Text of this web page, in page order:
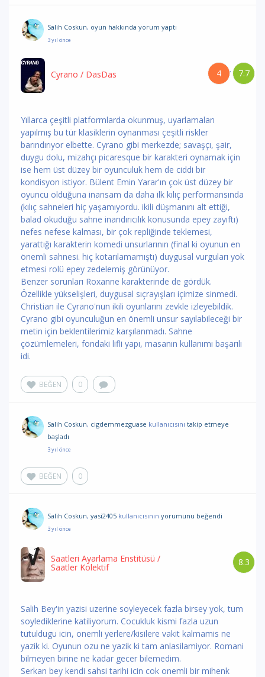
Salih Coskun, oyun hakkında yorum yaptı
3 yıl önce
7.7
/
4
Cyrano / DasDas
Yıllarca çeşitli platformlarda okunmuş, uyarlamaları
yapılmış bu tür klasiklerin oynanması çeşitli riskler
barındırıyor elbette. Cyrano gibi merkezde; savaşçı, şair,
duygu dolu, mizahçı picaresque bir karakteri oynamak için
ise hem üst düzey bir oyunculuk hem de ciddi bir
kondisyon istiyor. Bülent Emin Yarar'ın çok üst düzey bir
oyuncu olduğuna inansam da daha ilk kılıç performansında
(kılıç sahneleri hiç yaşamıyordu. ikili düşmanını alt ettiği,
balad okuduğu sahne inandırıcılık konusunda epey zayıftı)
nefes nefese kalması, bir çok repliğinde teklemesi,
yarattığı karakterin komedi unsurlarının (final ki oyunun en
önemli sahnesi. hiç kotarılamamıştı) duygusal vurguları yok
etmesi rolü epey zedelemiş görünüyor.
Benzer sorunları Roxanne karakterinde de gördük.
Özellikle yükselişleri, duygusal sıçrayışları içimize sinmedi.
Christian ile Cyrano'nun ikili oyunlarını zevkle izleyebildik.
Cyrano gibi oyunculuğun en önemli unsur sayılabileceği bir
metin için beklentilerimiz karşılanmadı. Sahne
çözümlemeleri, fondaki lifli yapı, masanın kullanımı başarılı
idi.
BEĞEN 0
Salih Coskun, cigdemmezguase kullanıcısını takip etmeye
başladı
3 yıl önce
BEĞEN 0
Salih Coskun, yasi2405 kullanıcısının yorumunu beğendi
3 yıl önce
8.3
Saatleri Ayarlama Enstitüsü /
Saatler Kolektif
Salih Bey'in yazisi uzerine soyleyecek fazla birsey yok, tum
soylediklerine katiliyorum. Cocukluk kismi fazla uzun
tutuldugu icin, onemli yerlere/kisilere vakit kalmamis ne
yazik ki. Oyunun ozu ne yazik ki tam anlasilamiyor. Romani
bilmeyen birine ne kadar gecer bilemedim.
Serkan bey kendi sahsi tarihi icin cok onemli bir mihenk